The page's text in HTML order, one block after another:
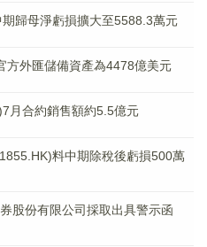
歸母淨虧損擴大至5588.3萬元
方外匯儲備資產為4478億美元
月合約銷售額約5.5億元
料中期除稅後虧損500萬
股份有限公司採取出具警示函